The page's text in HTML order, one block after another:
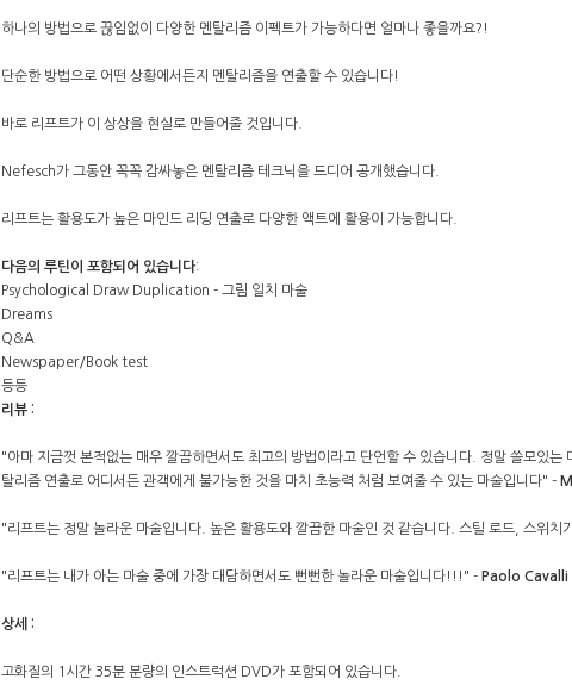
하나의 방법으로 끊임없이 다양한 멘탈리즘 이펙트가 가능하다면 얼마나 좋을까요?!
단순한 방법으로 어떤 상황에서든지 멘탈리즘을 연출할 수 있습니다!
바로 리프트가 이 상상을 현실로 만들어줄 것입니다.
Nefesch가 그동안 꼭꼭 감싸놓은 멘탈리즘 테크닉을 드디어 공개했습니다.
리프트는 활용도가 높은 마인드 리딩 연출로 다양한 액트에 활용이 가능합니다.
다음의 루틴이 포함되어 있습니다:
Psychological Draw Duplication - 그림 일치 마술
Dreams
Q&A
Newspaper/Book test
등등
리뷰 :
"아마 지금껏 본적없는 매우 깔끔하면서도 최고의 방법이라고 단언할 수 있습니다. 정말 쓸모있
탈리즘 연출로 어디서든 관객에게 불가능한 것을 마치 초능력 처럼 보여줄 수 있는 마술입니다" -
"리프트는 정말 놀라운 마술입니다. 높은 활용도와 깔끔한 마술인 것 같습니다. 스틸 로드, 스위
"리프트는 내가 아는 마술 중에 가장 대담하면서도 뻔뻔한 놀라운 마술입니다!!!" - Paolo Cavalli
상세 :
고화질의 1시간 35분 분량의 인스트럭션 DVD가 포함되어 있습니다.